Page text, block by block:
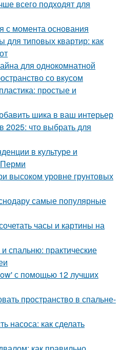
всего подходят для
с момента основания
для типовых квартир: как
для однокомнатной
со вкусом
простые и
шика в ваш интерьер
2025: что выбрать для
в культуре и
Перми
высоком уровне грунтовых
самые популярные
часы и картины на
спальню: практические
с помощью 12 лучших
пространство в спальне-
насоса: как сделать